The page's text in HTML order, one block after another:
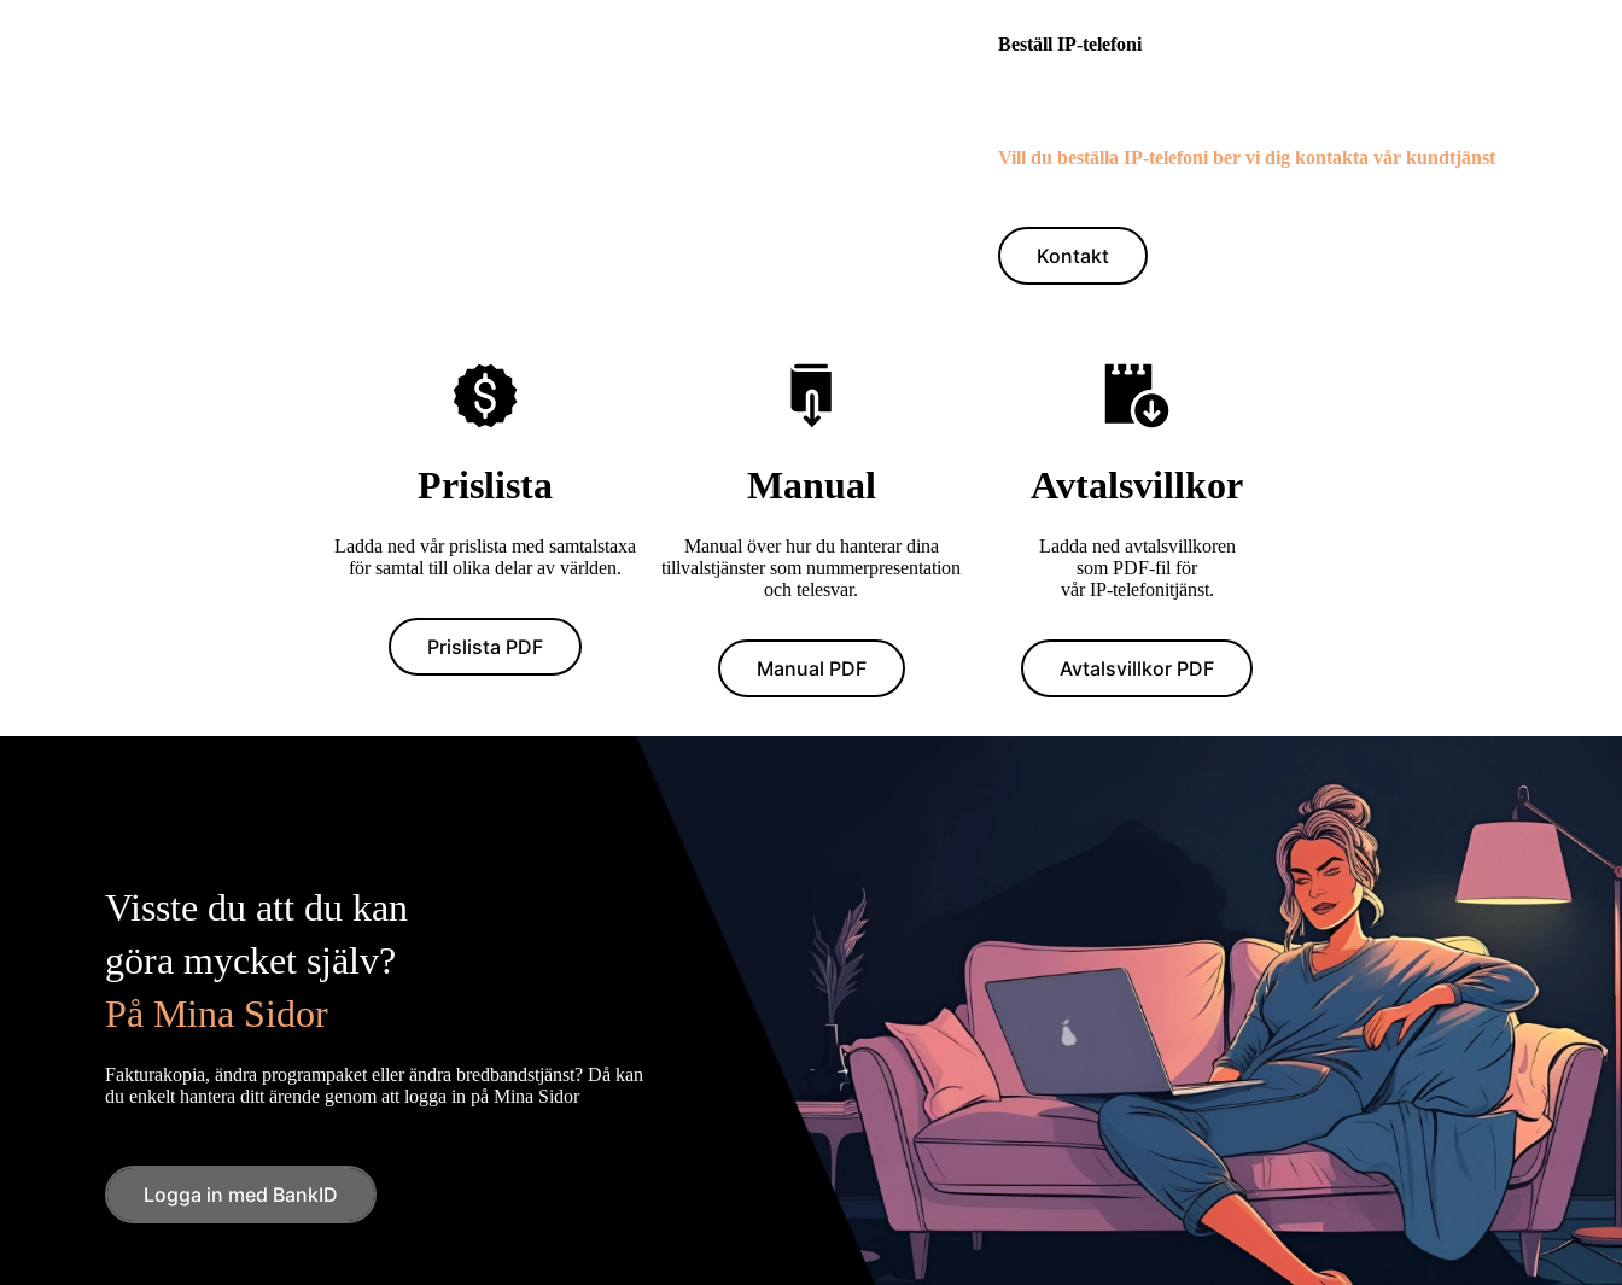
Beställ IP-telefoni
Vill du beställa IP-telefoni ber vi dig kontakta vår kundtjänst
Kontakt
Prislista
Ladda ned vår prislista med samtalstaxa
för samtal till olika delar av världen.
Prislista PDF
Manual
Manual över hur du hanterar dina
tillvalstjänster som nummerpresentation
och telesvar.
Manual PDF
Avtalsvillkor
Ladda ned avtalsvillkoren
som PDF-fil för
vår IP-telefonitjänst.
Avtalsvillkor PDF
Visste du att du kan
göra mycket själv?
På Mina Sidor
Fakturakopia, ändra programpaket eller ändra bredbandstjänst? Då kan
du enkelt hantera ditt ärende genom att logga in på Mina Sidor
Logga in med BankID